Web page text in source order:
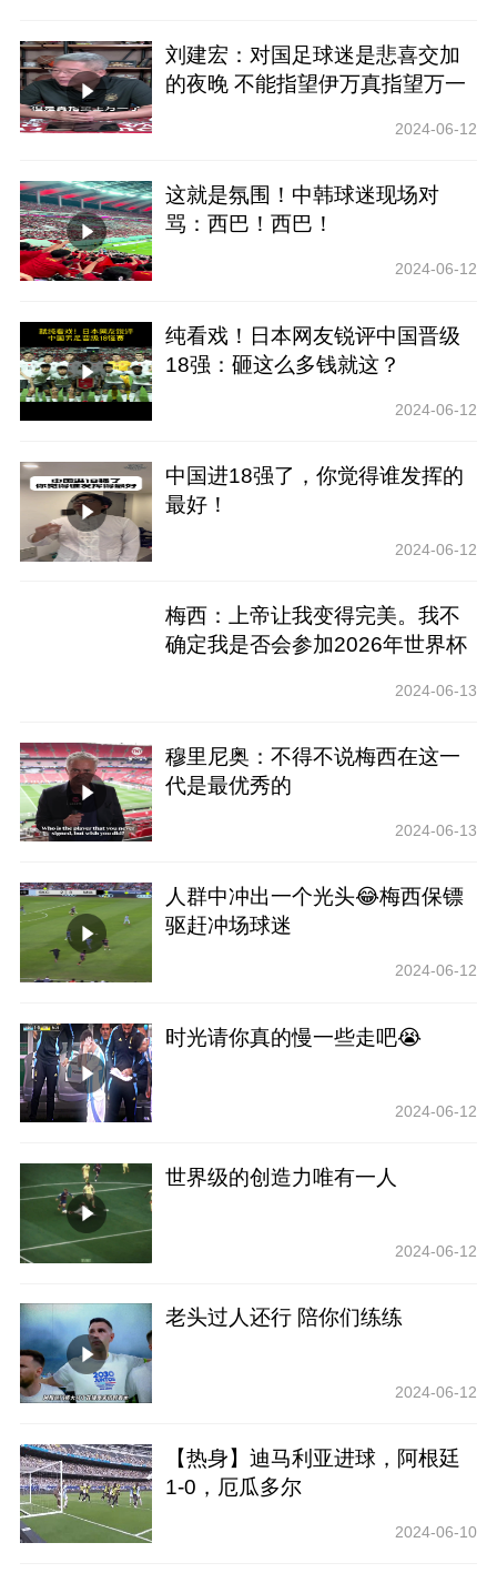
刘建宏：对国足球迷是悲喜交加
的夜晚 不能指望伊万真指望万一
2024-06-12
这就是氛围！中韩球迷现场对
骂：西巴！西巴！
2024-06-12
纯看戏！日本网友锐评中国晋级
18强：砸这么多钱就这？
2024-06-12
中国进18强了，你觉得谁发挥的
最好！
2024-06-12
梅西：上帝让我变得完美。我不
确定我是否会参加2026年世界杯
2024-06-13
穆里尼奥：不得不说梅西在这一
代是最优秀的
2024-06-13
人群中冲出一个光头😂梅西保镖
驱赶冲场球迷
2024-06-12
时光请你真的慢一些走吧😭
2024-06-12
世界级的创造力唯有一人
2024-06-12
老头过人还行 陪你们练练
2024-06-12
【热身】迪马利亚进球，阿根廷
1-0，厄瓜多尔
2024-06-10